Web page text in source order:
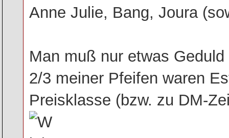
Anne Julie, Bang, Joura
Man muß nur etwas
2/3 meiner Pfeifen waren
Preisklasse (bzw. zu DM-